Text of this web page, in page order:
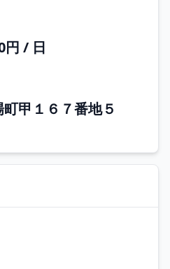
円 / 日
甲１６７番地５